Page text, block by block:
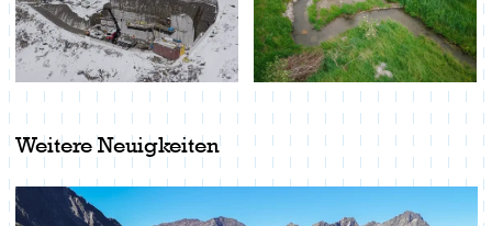
Weitere Neuigkeiten